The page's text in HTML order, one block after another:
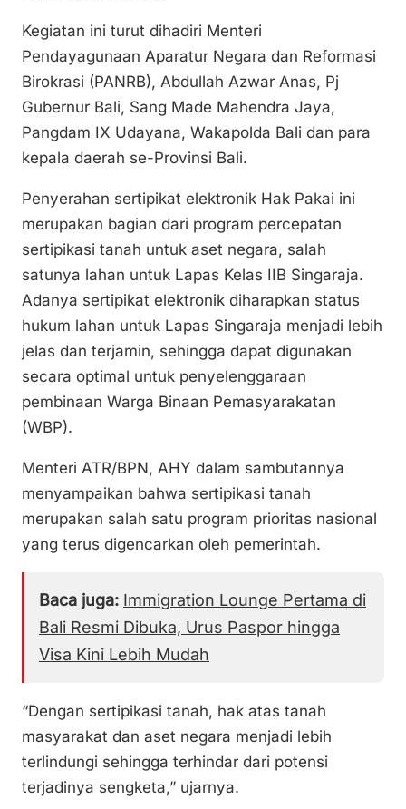
Kegiatan ini turut dihadiri Menteri
Pendayagunaan Aparatur Negara dan Reformasi
Birokrasi (PANRB), Abdullah Azwar Anas, Pj
Gubernur Bali, Sang Made Mahendra Jaya,
Pangdam IX Udayana, Wakapolda Bali dan para
kepala daerah se-Provinsi Bali.
Penyerahan sertipikat elektronik Hak Pakai ini
merupakan bagian dari program percepatan
sertipikasi tanah untuk aset negara, salah
satunya lahan untuk Lapas Kelas IIB Singaraja.
Adanya sertipikat elektronik diharapkan status
hukum lahan untuk Lapas Singaraja menjadi lebih
jelas dan terjamin, sehingga dapat digunakan
secara optimal untuk penyelenggaraan
pembinaan Warga Binaan Pemasyarakatan
(WBP).
Menteri ATR/BPN, AHY dalam sambutannya
menyampaikan bahwa sertipikasi tanah
merupakan salah satu program prioritas nasional
yang terus digencarkan oleh pemerintah.
Baca juga: Immigration Lounge Pertama di
Bali Resmi Dibuka, Urus Paspor hingga
Visa Kini Lebih Mudah
“Dengan sertipikasi tanah, hak atas tanah
masyarakat dan aset negara menjadi lebih
terlindungi sehingga terhindar dari potensi
terjadinya sengketa,” ujarnya.